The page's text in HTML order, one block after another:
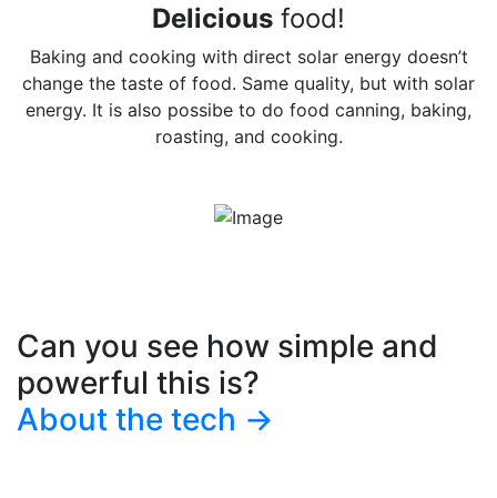
Delicious food!
Baking and cooking with direct solar energy doesn’t
change the taste of food. Same quality, but with solar
energy. It is also possibe to do food canning, baking,
roasting, and cooking.
Can you see how simple and
powerful this is?
About the tech →